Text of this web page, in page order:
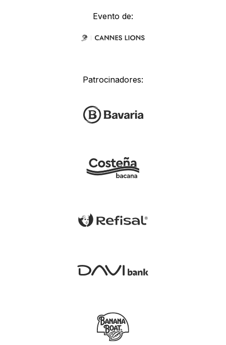
Evento de:
Patrocinadores: